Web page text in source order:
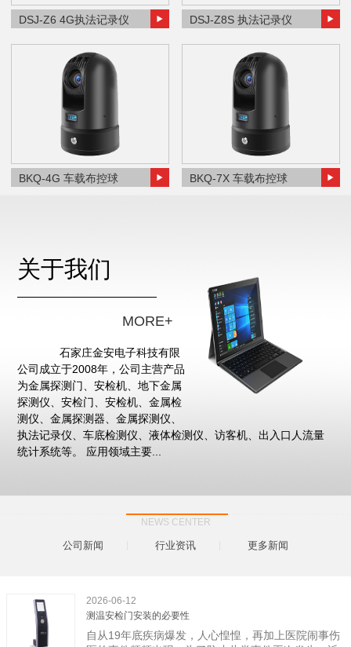
DSJ-Z6 4G执法记录仪 DSJ-Z8S 执法记录仪
BKQ-4G 车载布控球 BKQ-7X 车载布控球
关于我们
MORE+
石家庄金安电子科技有限
公司成立于2008年，公司主营产品
为金属探测门、安检机、地下金属
探测仪、安检门、安检机、金属检
测仪、金属探测器、金属探测仪、
执法记录仪、车底检测仪、液体检测仪、访客机、出入口人流量
统计系统等。 应用领域主要...
NEWS CENTER
公司新闻 行业资讯 更多新闻
2026-06-12
测温安检门安装的必要性
自从19年底疾病爆发，人心惶惶，再加上医院闹事伤